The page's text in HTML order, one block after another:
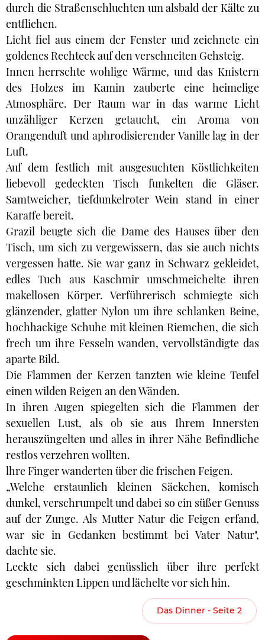
durch die Straßenschluchten um alsbald der Kälte zu
entfliehen.
Licht fiel aus einem der Fenster und zeichnete ein
goldenes Rechteck auf den verschneiten Gehsteig.
Innen herrschte wohlige Wärme, und das Knistern
des Holzes im Kamin zauberte eine heimelige
Atmosphäre. Der Raum war in das warme Licht
unzähliger Kerzen getaucht, ein Aroma von
Orangenduft und aphrodisierender Vanille lag in der
Luft.
Auf dem festlich mit ausgesuchten Köstlichkeiten
liebevoll gedeckten Tisch funkelten die Gläser.
Samtweicher, tiefdunkelroter Wein stand in einer
Karaffe bereit.
Grazil beugte sich die Dame des Hauses über den
Tisch, um sich zu vergewissern, das sie auch nichts
vergessen hatte. Sie war ganz in Schwarz gekleidet,
edles Tuch aus Kaschmir umschmeichelte ihren
makellosen Körper. Verführerisch schmiegte sich
glänzender, glatter Nylon um ihre schlanken Beine,
hochhackige Schuhe mit kleinen Riemchen, die sich
frech um ihre Fesseln wanden, vervollständigte das
aparte Bild.
Die Flammen der Kerzen tanzten wie kleine Teufel
einen wilden Reigen an den Wänden.
In ihren Augen spiegelten sich die Flammen der
sexuellen Lust, als ob sie aus Ihrem Innersten
herauszüngelten und alles in ihrer Nähe Befindliche
restlos verzehren wollten.
lhre Finger wanderten über die frischen Feigen.
„Welche erstaunlich kleinen Säckchen, komisch
dunkel, verschrumpelt und dabei so ein süßer Genuss
auf der Zunge. Als Mutter Natur die Feigen erfand,
war sie in Gedanken bestimmt bei Vater Natur",
dachte sie.
Leckte sich dabei genüsslich über ihre perfekt
geschminkten Lippen und lächelte vor sich hin.
Das Dinner - Seite 2